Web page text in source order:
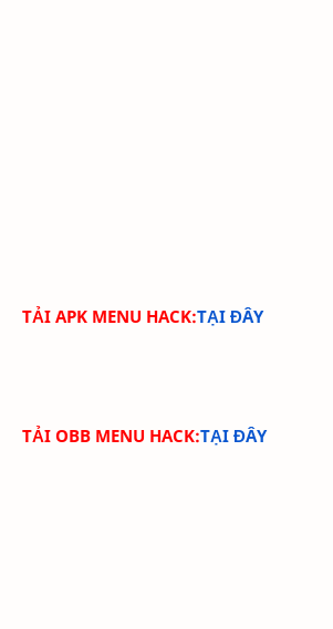
TẢI APK MENU HACK:TẠI ĐÂY
TẢI OBB MENU HACK:TẠI ĐÂY